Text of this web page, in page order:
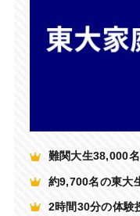
難関大生38,000
約9,700名の東大
2時間30分の体験